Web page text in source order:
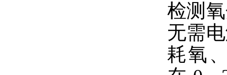
检测
无需
耗氧